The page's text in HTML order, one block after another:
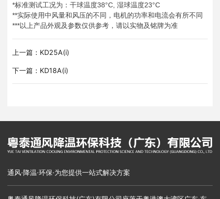
*标准测试工况为：干球温度38°C, 湿球温度23°C
**实际使用中风量和风压的不同，电机的功率和电流会有所不同
***以上产品外观及参数仅供参考，请以实物及铭牌为准
上一篇：KD25A(i)
下一篇：KD18A(i)
通风·降温·环保·为您提供一站式解决方案